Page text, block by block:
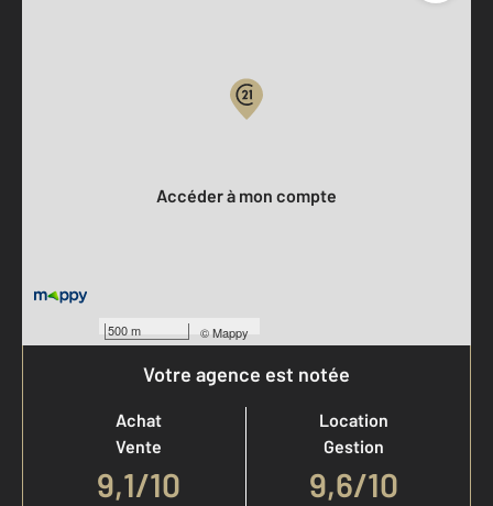
500 m ©Mappy
Accéder à mon compte
Votre agence est notée
Achat
Vente
9,1/10
Location
Gestion
9,6/10